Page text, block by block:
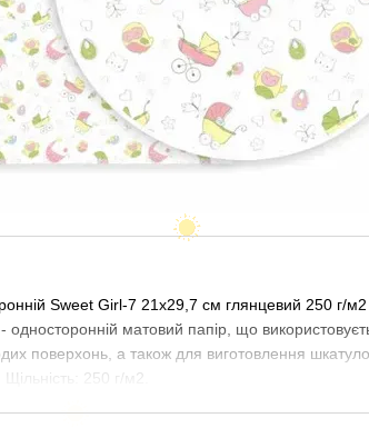
Sweet Girl-7 21х29,7 см глянцевий 250 г/
матовий папір, що
поверхонь, а також для виготовлення
250 г/м2.